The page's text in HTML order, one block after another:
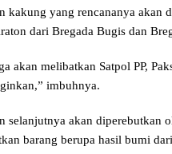
kakung yang rencananya akan
dari Bregada Bugis dan
akan melibatkan Satpol PP,
imbuhnya.
selanjutnya akan diperebutkan
barang berupa hasil bumi